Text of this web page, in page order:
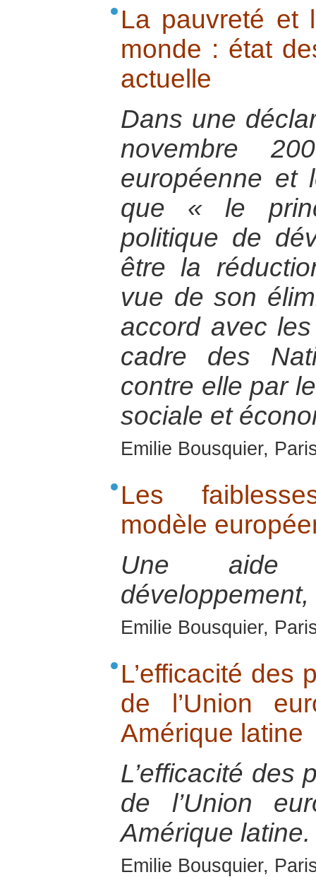
La pauvreté et
monde : état
actuelle
Dans une
novembre
européenne et
que « le
politique de
être la
vue de son
accord avec
cadre des
contre elle par
sociale et
Emilie Bousquier,
Les
modèle
Une aide
Emilie Bousquier,
L’efficacité des
de l’Union
Amérique latine
L’efficacité des
de l’Union
Amérique latine.
Emilie Bousquier,